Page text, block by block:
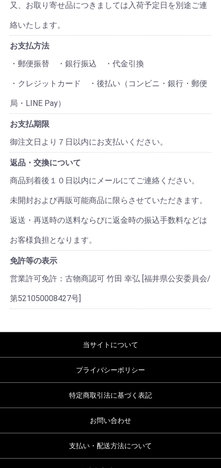
又、お取り寄せ品につきましては入荷予定日を別途ご連
絡いたします。
お支払方法
・郵便振替 ・銀行振込 ・代金引換
・クレジットカード ・後払い（コンビニ・銀行・郵便
局・LINE Pay）
お支払期限
御注文日より７日以内にお支払いください。
返品・交換について
商品到着後１０日以内にメールにてご連絡ください。
未開封および再販可能商品に限らさせていただきます。
返送・再送時の送料ならびに返金時の振込手数料などは
お客様負担となります。
免許等の表示
営業許可免許：古物商認可 竹田 幸弘 [福井県公安委員会/
第521050008427号]
当サイトについて
プライバシーポリシー
特定商取引法に基づく表記
お問い合わせ
支払い・配送方法について